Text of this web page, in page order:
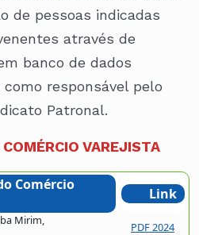
de pessoas indicadas
através de
banco de dados
responsável pelo
Patronal.
VAREJISTA
Comércio
Link
Mirim,
PDF 2024